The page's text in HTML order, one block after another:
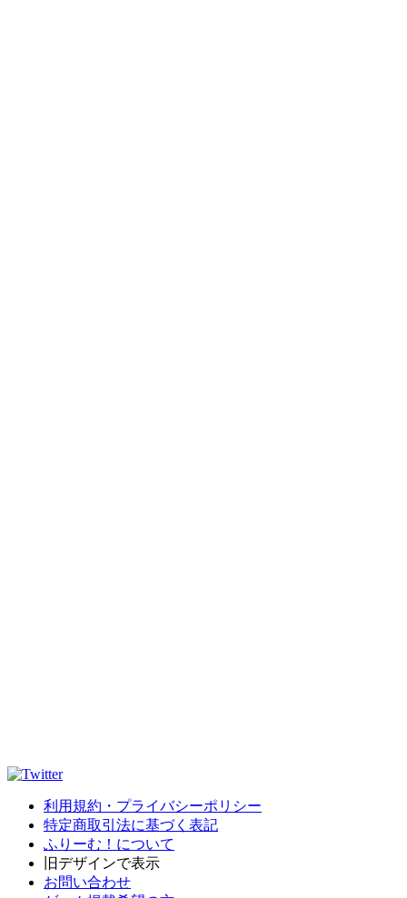
利用規約・プライバシーポリシー
特定商取引法に基づく表記
ふりーむ！について
旧デザインで表示
お問い合わせ